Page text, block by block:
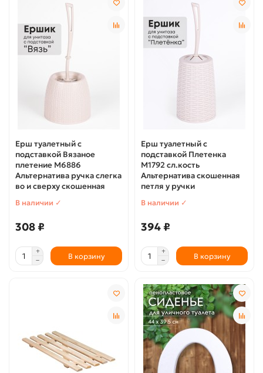
Ерш туалетный с
подставкой Вязаное
плетение М6886
Альтернатива ручка слегка
во и сверху скошенная
В наличии ✓
308 ₽
В корзину
Ерш туалетный с
подставкой Плетенка
М1792 сл.кость
Альтернатива скошенная
петля у ручки
В наличии ✓
394 ₽
В корзину